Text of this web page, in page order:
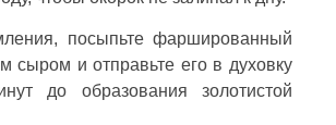
посыпьте фаршированный
сыром и отправьте его в духовку
до образования золотистой